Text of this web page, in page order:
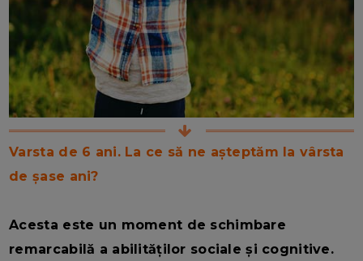
Varsta de 6 ani. La ce să ne așteptăm la vârsta
de șase ani?
Acesta este un moment de schimbare
remarcabilă a abilităților sociale și cognitive.